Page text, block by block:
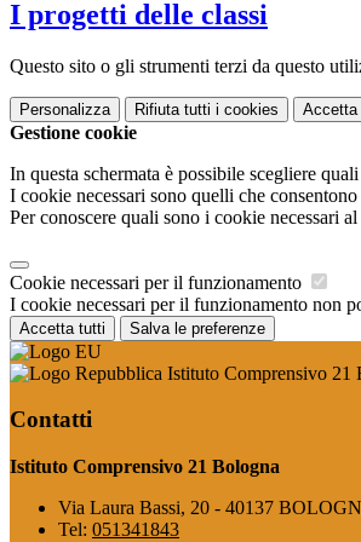
I progetti delle classi
Questo sito o gli strumenti terzi da questo
Personalizza Rifiuta tutti i cookies Accetta
Gestione cookie
In questa schermata è possibile scegliere
I cookie necessari sono quelli che
Per conoscere quali sono i cookie necessari
Cookie necessari per il funzionamento
I cookie necessari per il funzionamento non
Accetta tutti Salva le preferenze
Istituto Comprensivo 21
Contatti
Istituto Comprensivo 21 Bologna
Via Laura Bassi, 20 - 40137
Tel: 051341843